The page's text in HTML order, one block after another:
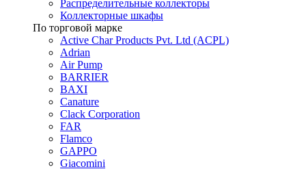
Распределительные коллекторы
Коллекторные шкафы
По торговой марке
Active Char Products Pvt. Ltd (ACPL)
Adrian
Air Pump
BARRIER
BAXI
Canature
Clack Corporation
FAR
Flamco
GAPPO
Giacomini